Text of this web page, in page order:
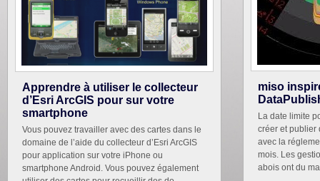
Apprendre à utiliser le collecteur
d’Esri ArcGIS pour sur votre
smartphone
Vous pouvez travailler avec des cartes dans le
domaine de l’aide du collecteur d’Esri ArcGIS
pour application sur votre iPhone ou
smartphone Android. Vous pouvez également
miso
La date limite
créer et publier
avec la
mois. Les
abois ont du